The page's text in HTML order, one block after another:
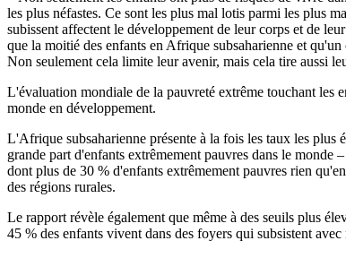
les plus néfastes. Ce sont les plus mal lotis parmi les plus
subissent affectent le développement de leur corps et de
que la moitié des enfants en Afrique subsaharienne et
Non seulement cela limite leur avenir, mais cela tire aussi
L'évaluation mondiale de la pauvreté extrême touchant les
monde en développement.
L'Afrique subsaharienne présente à la fois les taux les
grande part d'enfants extrêmement pauvres dans le
dont plus de 30 % d'enfants extrêmement pauvres rien
des régions rurales.
Le rapport révèle également que même à des seuils plus
45 % des enfants vivent dans des foyers qui subsistent